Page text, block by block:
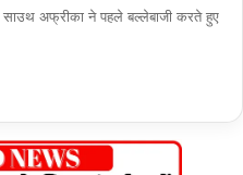
अफ्रीका ने पहले बल्लेबाजी करते हुए